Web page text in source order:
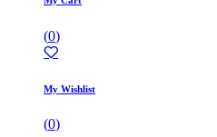
(0)
My Wishlist
(0)